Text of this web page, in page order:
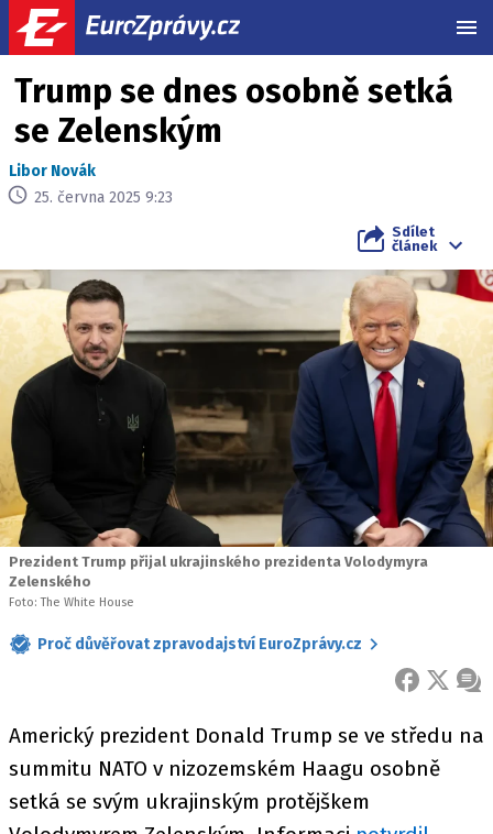
Trump se dnes osobně setká
se Zelenským
Libor Novák
25. června 2025 9:23
Sdílet
článek
Prezident Trump přijal ukrajinského prezidenta Volodymyra
Zelenského
Foto: The White House
Proč důvěřovat zpravodajství EuroZprávy.cz
FACEBOOK
X
Americký prezident Donald Trump se ve středu na
summitu NATO v nizozemském Haagu osobně
setká se svým ukrajinským protějškem